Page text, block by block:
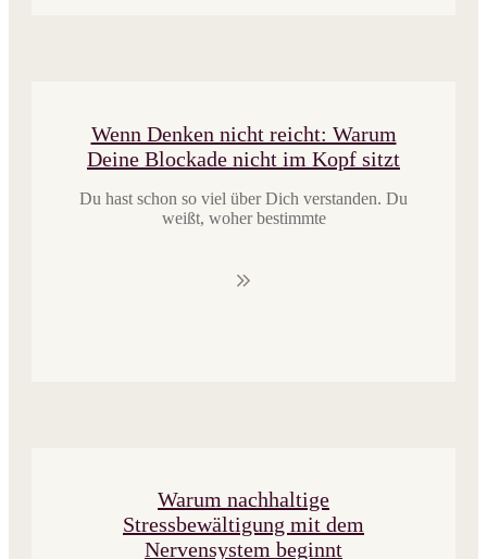
​Wenn Denken nicht reicht: Warum
Deine Blockade nicht im Kopf sitzt
Du hast schon so viel über Dich verstanden. Du
weißt, woher bestimmte
​Warum nachhaltige
Stressbewältigung mit dem
Nervensystem beginnt